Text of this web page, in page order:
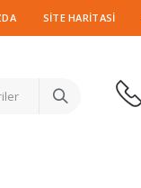
SITE HARITASI